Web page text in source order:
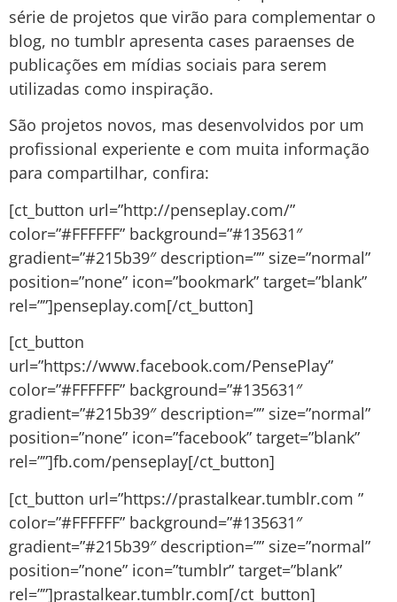
série de projetos que virão para complementar o
blog, no tumblr apresenta cases paraenses de
publicações em mídias sociais para serem
utilizadas como inspiração.
São projetos novos, mas desenvolvidos por um
profissional experiente e com muita informação
para compartilhar, confira:
[ct_button url=”http://penseplay.com/”
color=”#FFFFFF” background=”#135631″
gradient=”#215b39″ description=”” size=”normal”
position=”none” icon=”bookmark” target=”blank”
rel=””]penseplay.com[/ct_button]
[ct_button
url=”https://www.facebook.com/PensePlay”
color=”#FFFFFF” background=”#135631″
gradient=”#215b39″ description=”” size=”normal”
position=”none” icon=”facebook” target=”blank”
rel=””]fb.com/penseplay[/ct_button]
[ct_button url=”https://prastalkear.tumblr.com ”
color=”#FFFFFF” background=”#135631″
gradient=”#215b39″ description=”” size=”normal”
position=”none” icon=”tumblr” target=”blank”
rel=””]prastalkear.tumblr.com[/ct_button]